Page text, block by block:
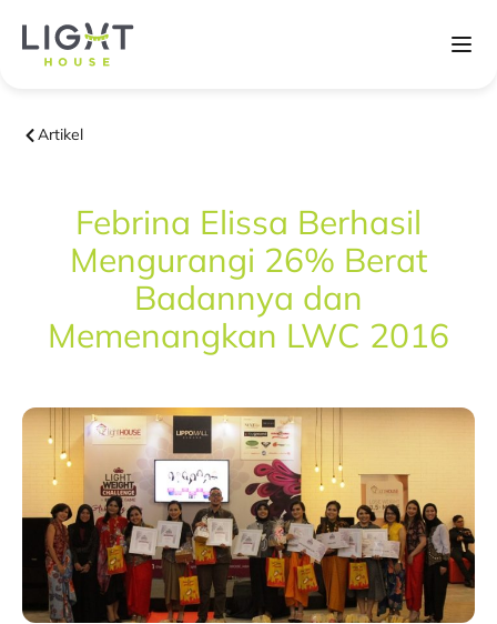
Artikel
Febrina Elissa Berhasil
Mengurangi 26% Berat
Badannya dan
Memenangkan LWC 2016